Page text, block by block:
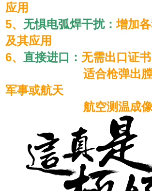
应用
5、 无惧电弧焊干扰：增加
及其应用
6、 直接进口： 无需出口证
适合枪弹出膛、炮火
军事或航天
航空测温成像应